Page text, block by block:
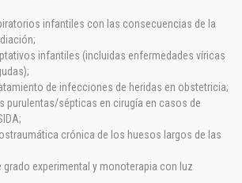
infantiles con las consecuencias de la
infantiles (incluidas enfermedades víricas
de infecciones de heridas en obstetricia;
purulentas/sépticas en cirugía en casos de
crónica de los huesos largos de las
grado experimental y monoterapia con luz